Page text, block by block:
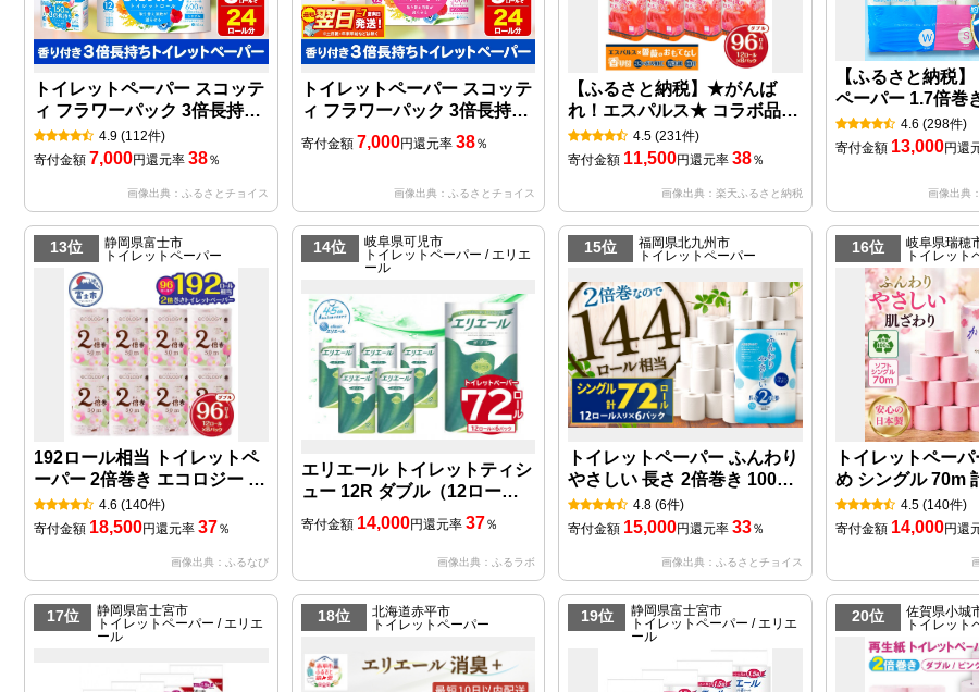
トイレットペーパー スコッテ
ィ フラワーパック 3倍長持ち
〈香り付〉4ロール(シング
ル)×2パック 秋田市オリジナ
4.9 (112件)
寄付金額 7,000円還元率 38％
画像出典：ふるさとチョイス
トイレットペーパー スコッテ
ィ フラワーパック 3倍長持ち
〈香り付〉4ロール(ダブル)×2
パック 秋田市オリジナル
寄付金額 7,000円還元率 38％
画像出典：ふるさとチョイス
【ふるさと納税】★がんば
れ！エスパルス★ コラボ品
「エスパルス×薔薇のおもて
なし」 トイレットペーパー
ク) 超吸水 ふんわり 柄付き 薔
消耗品 生活用品 富士市
[sf023-018]
4.5 (231件)
寄付金額 11,500円還元率 38％
画像出典：楽天ふるさと納税
【ふるさと納税
ペーパー 1.7倍巻
ル 再生紙 日用品
SDGs 備蓄 防災
品 長持ち コスパ
無香料 トイレ用
ール 沼津市 静岡
4.6 (298件)
寄付金額 13,000円還
画像出典
13位
静岡県富士市
トイレットペーパー
192ロール相当 トイレットペ
ーパー 2倍巻き エコロジー ダ
ブル 96ロール 日用品 [sf002-
108]
4.6 (140件)
寄付金額 18,500円還元率 37％
画像出典：ふるなび
14位
岐阜県可児市
トイレットペーパー / エリエ
ール
エリエール トイレットティシ
ュー 12R ダブル（12ロール
×6パック） 【 トイレットペ
ーパー 香り付き 30m巻 日用
品 トイレ 新生活 備蓄 防災 消
耗品 生活雑貨 生活用品 スト
ック パルプ100％ 岐阜県 可児
市 】
寄付金額 14,000円還元率 37％
画像出典：ふるラボ
15位
福岡県北九州市
トイレットペーパー
トイレットペーパー ふんわり
やさしい 長さ 2倍巻き 100ｍ
シングル 計72個 日本製 防災
4.8 (6件)
寄付金額 15,000円還元率 33％
画像出典：ふるさとチョイス
16位
岐阜県瑞穂
トイレット
トイレットペー
め シングル 70m
レット
4.5(140件)
寄付金額 14,000円還
17位
静岡県富士宮市
トイレットペーパー / エリエ
ール
18位
北海道赤平市
トイレットペーパー
19位
静岡県富士宮市
トイレットペーパー / エリエ
ール
20位
佐賀県小城
トイレット